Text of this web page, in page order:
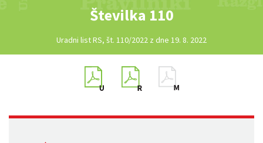
Številka 110
Uradni list RS, št. 110/2022 z dne 19. 8. 2022